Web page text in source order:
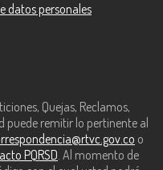
datos personales
Quejas, Reclamos,
puede remitir lo pertinente al
o
PQRSD. Al momento de